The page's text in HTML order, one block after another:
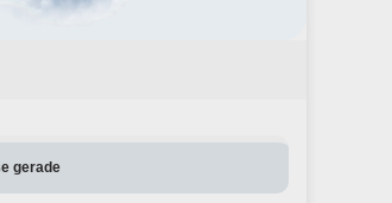
gerade